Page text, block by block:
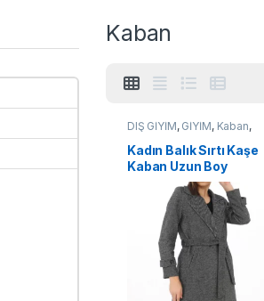
Kaban
DIŞ GİYİM, GİYİM, Kaban,
KADIN
Kadın Balık Sırtı Kaşe
Kaban Uzun Boy
Kruvaze Yaka Kuşaklı
Astarlı Tesettür Kaban
– Füme